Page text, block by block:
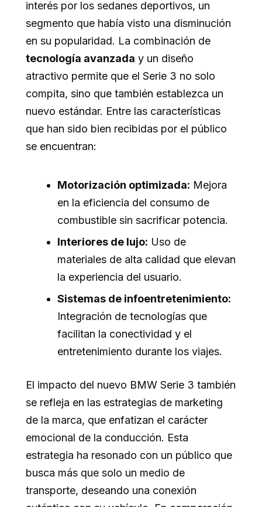
interés por los sedanes deportivos, un
segmento que había visto una disminución
en su popularidad. La combinación de
tecnología avanzada y un diseño
atractivo permite que el Serie 3 no solo
compita, sino que también establezca un
nuevo estándar. Entre las características
que han sido bien recibidas por el público
se encuentran:
Motorización optimizada: Mejora
en la eficiencia del consumo de
combustible sin sacrificar potencia.
Interiores de lujo: Uso de
materiales de alta calidad que elevan
la experiencia del usuario.
Sistemas de infoentretenimiento:
Integración de tecnologías que
facilitan la conectividad y el
entretenimiento durante los viajes.
El impacto del nuevo BMW Serie 3 también
se refleja en las estrategias de marketing
de la marca, que enfatizan el carácter
emocional de la conducción. Esta
estrategia ha resonado con un público que
busca más que solo un medio de
transporte, deseando una conexión